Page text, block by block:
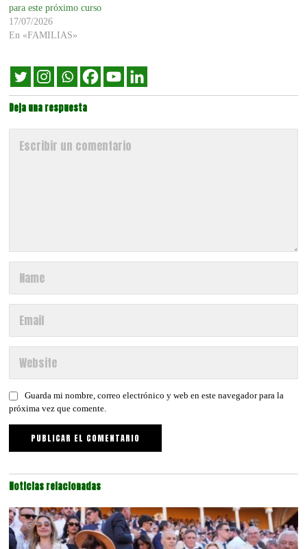
para este próximo curso
17/07/2026
En «FAMILIAS»
Deja una respuesta
Guarda mi nombre, correo electrónico y web en este navegador para la
próxima vez que comente.
Noticias relacionadas